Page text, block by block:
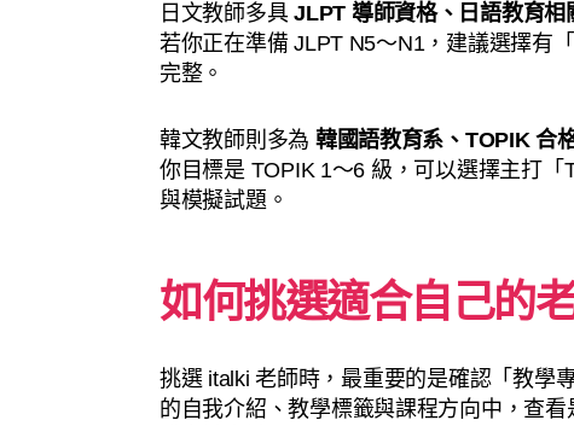
日文教師多具JLPT 導師資格、日語教育
若你正在準備 JLPT N5～N1，建議選擇有
完整。
韓文教師則多為 韓國語教育系、TOPIK 合
你目標是 TOPIK 1～6 級，可以選擇主打
與模擬試題。
如何挑選適合自己的
挑選 italki 老師時，最重要的是確認「教學
的自我介紹、教學標籤與課程方向中，查